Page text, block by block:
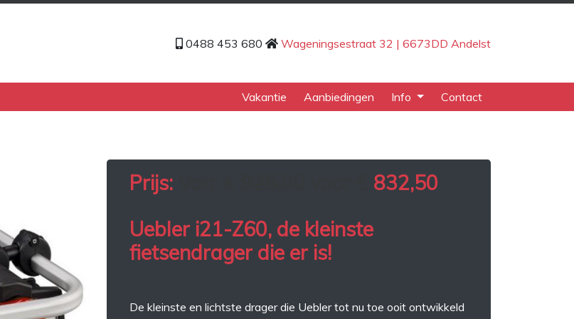
0488 453 680 Wageningsestraat 32 | 6673DD Andelst
Vakantie Aanbiedingen Info Contact
Prijs:
832,50
Uebler i21-Z60, de kleinste
fietsendrager die er is!
De kleinste en lichtste drager die Uebler tot nu toe ooit ontwikkeld